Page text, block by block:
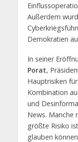
Außerdem
Demokratien
In seiner
Porat,
Hauptrisiken
Kombination
und
News. Manche
größte Risiko
glauben